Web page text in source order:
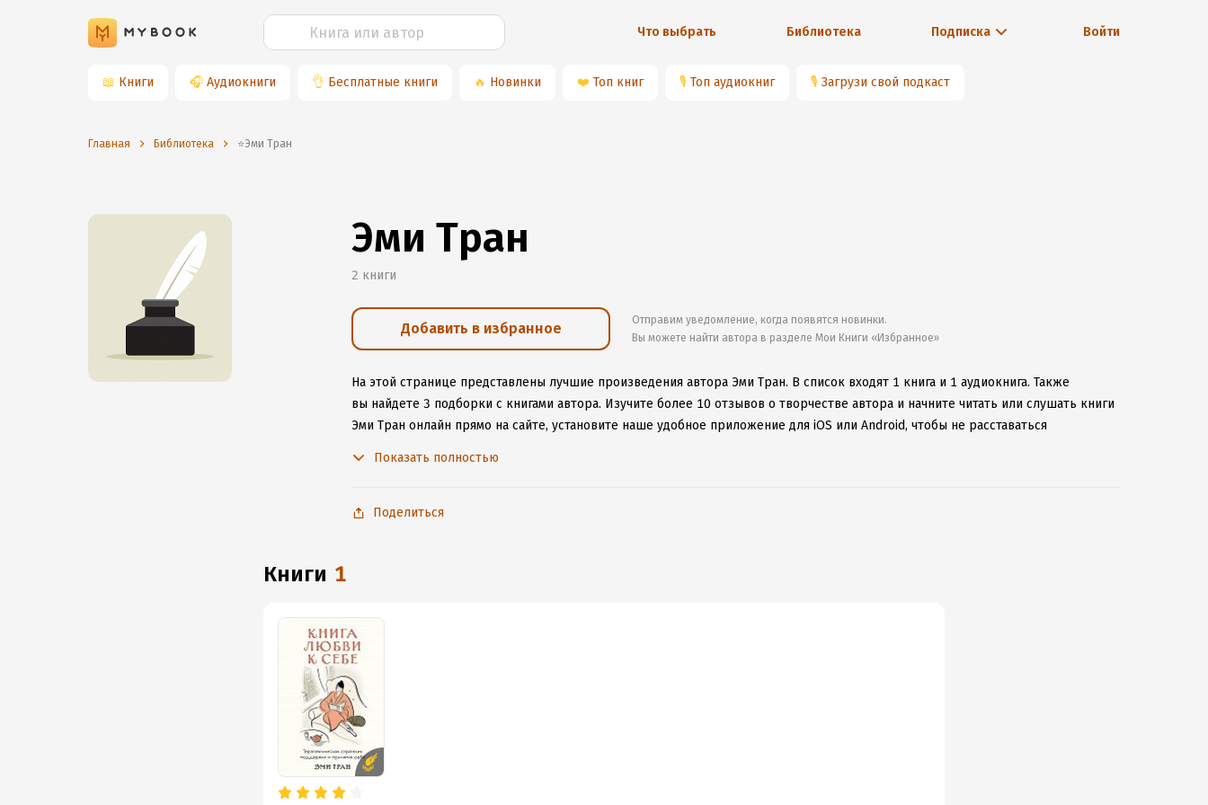
Что выбрать Библиотека Подписка Войти
📖 Книги 🎧 Аудиокниги 👌 Бесплатные книги 🔥 Новинки ❤️ Топ книг 🎙 Топ аудиокниг 🎙 Загрузи свой подкаст
Главная Библиотека ⭐️Эми Тран
Эми Тран
2 книги
Добавить в избранное
Отправим уведомление, когда появятся новинки.
Вы можете найти автора в разделе Мои Книги «Избранное»
На этой странице представлены лучшие произведения автора Эми Тран. В список входят 1 книга и 1 аудиокнига. Также
вы найдете 3 подборки с книгами автора. Изучите более 10 отзывов о творчестве автора и начните читать или слушать книги
Эми Тран онлайн прямо на сайте, установите наше удобное приложение для iOS или Android, чтобы не расставаться
Показать полностью
Поделиться
книги 1